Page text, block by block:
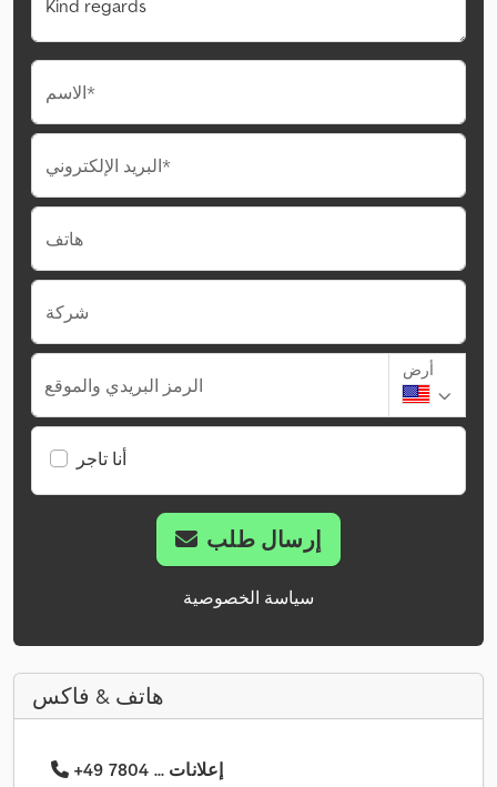
الاسم*
البريد الإلكتروني*
هاتف
شركة
الرمز البريدي والموقع
أرض
أنا تاجر
إرسال طلب
سياسة الخصوصية
هاتف & فاكس
+49 7804 ... إعلانات